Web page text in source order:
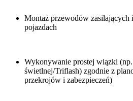
Montaż przewodów
pojazdach
Wykonywanie prostej wiązki
świetlnej/Triflash) zgodnie z
przekrojów i zabezpieczeń)